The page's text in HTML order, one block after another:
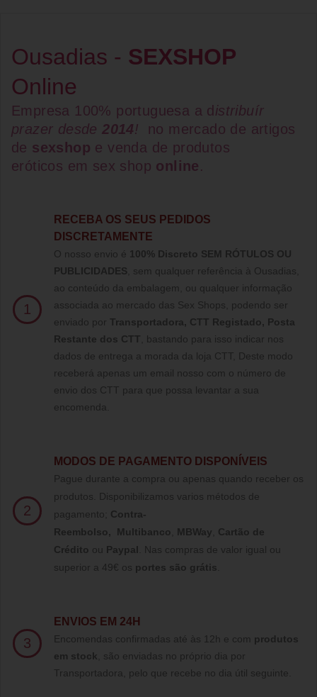
Ousadias - SEXSHOP
Online
Empresa 100% portuguesa a d istribuír
prazer desde2014!
no mercado de artigos
de sexshop e venda de produtos
eróticos em sex shop online.
1
RECEBA OS SEUS PEDIDOS
DISCRETAMENTE
O nosso envio é 100% Discreto SEM RÓTULOS OU
PUBLICIDADES , sem qualquer referência à Ousadias,
ao conteúdo da embalagem, ou qualquer informação
associada ao mercado das Sex Shops, podendo ser
enviado por Transportadora, CTT Registado, Posta
Restante dos CTT , bastando para isso indicar nos
dados de entrega a morada da loja CTT, Deste modo
receberá apenas um email nosso com o número de
envio dos CTT para que possa levantar a sua
encomenda.
2
MODOS DE PAGAMENTO DISPONÍVEIS
Pague durante a compra ou apenas quando receber os
produtos. Disponibilizamos varios métodos de
pagamento; Contra-
Reembolso, Multibanco MBWay
Cartão de
Crédito ou Paypal
Nas compras de valor igual ou
superior a 49€ os portes são grátis
3
ENVIOS EM 24H
Encomendas confirmadas até às 12h e com produtos
em stock , são enviadas no próprio dia por
Transportadora, pelo que recebe no dia útil seguinte.